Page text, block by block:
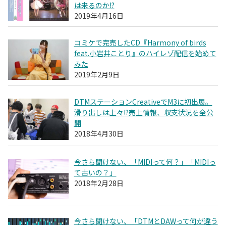
は来るのか!?
2019年4月16日
コミケで完売したCD『Harmony of birds
feat.小岩井ことり』のハイレゾ配信を始めて
みた
2019年2月9日
DTMステーションCreativeでM3に初出展。
滑り出しは上々!?売上情報、収支状況を全公
開
2018年4月30日
今さら聞けない、「MIDIって何？」「MIDIっ
て古いの？」
2018年2月28日
今さら聞けない、「DTMとDAWって何が違う